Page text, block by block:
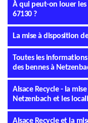
À qui peut-on louer les
67130 ?
La mise à disposition
Toutes les
des bennes à
Alsace Recycle - la
Netzenbach et les
Alsace Recycle et la